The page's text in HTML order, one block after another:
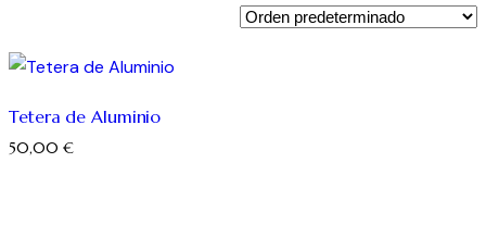
Tetera de Aluminio
50,00 €